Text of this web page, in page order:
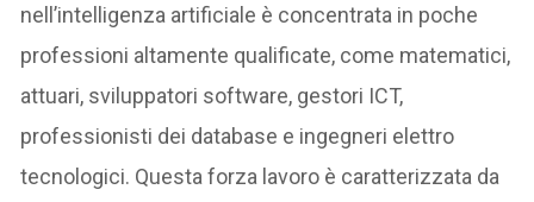
nell’intelligenza artificiale è concentrata in poche
professioni altamente qualificate, come matematici,
attuari, sviluppatori software, gestori ICT,
professionisti dei database e ingegneri elettro
tecnologici. Questa forza lavoro è caratterizzata da